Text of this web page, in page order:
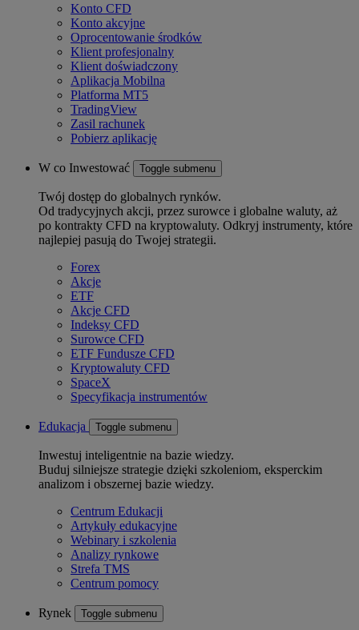
Konto CFD
Konto akcyjne
Oprocentowanie środków
Klient profesjonalny
Klient doświadczony
Aplikacja Mobilna
Platforma MT5
TradingView
Zasil rachunek
Pobierz aplikację
W co Inwestować Toggle submenu
Twój dostęp do globalnych rynków.
Od tradycyjnych akcji, przez surowce i globalne waluty, aż
po kontrakty CFD na kryptowaluty. Odkryj instrumenty, które
najlepiej pasują do Twojej strategii.
Forex
Akcje
ETF
Akcje CFD
Indeksy CFD
Surowce CFD
ETF Fundusze CFD
Kryptowaluty CFD
SpaceX
Specyfikacja instrumentów
Edukacja Toggle submenu
Inwestuj inteligentnie na bazie wiedzy.
Buduj silniejsze strategie dzięki szkoleniom, eksperckim
analizom i obszernej bazie wiedzy.
Centrum Edukacji
Artykuły edukacyjne
Webinary i szkolenia
Analizy rynkowe
Strefa TMS
Centrum pomocy
Rynek Toggle submenu